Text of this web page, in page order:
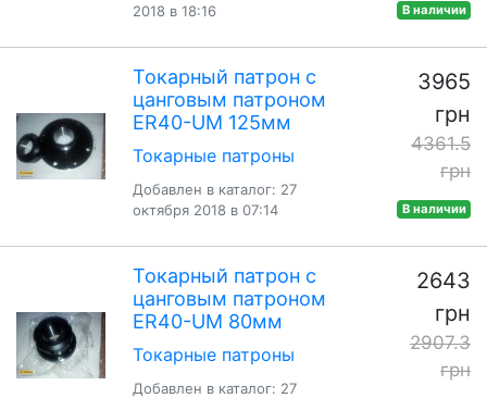
2018 в 18:16
В наличии
Токарный патрон с
цанговым патроном
ER40-UM 125мм
Токарные патроны
Добавлен в каталог: 27
октября 2018 в 07:14
3965
грн
4361.5
грн
В наличии
Токарный патрон с
цанговым патроном
ER40-UM 80мм
Токарные патроны
Добавлен в каталог: 27
2643
грн
2907.3
грн